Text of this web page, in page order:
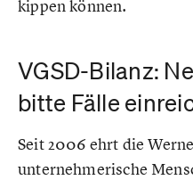
kippen können.
VGSD-Bilanz:
bitte Fälle
Seit 2006 ehrt die
unternehmerische